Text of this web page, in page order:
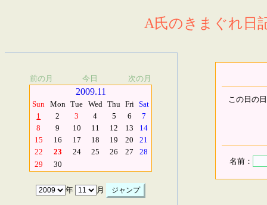
A氏のきまぐれ日
前の月 今日 次の月
2009.11
Sun Mon Tue Wed Thu Fri Sat
1
2 3 4 5 6
7
8
9 10 11 12 13
14
15
16 17 18 19 20
21
22
23 24 25 26 27
28
29
30
年 月
この日の
名前：